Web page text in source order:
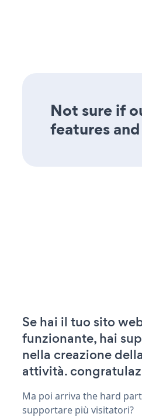
Not sure if
features
Se hai il tuo sito
funzionante, hai
nella creazione
attività.
Ma poi arriva the hard
supportare più visitatori?